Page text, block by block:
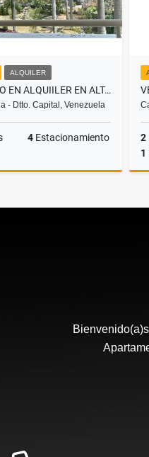
ALQUILER
APARTAMENTO EN ALQUIILER EN ALTAMIRA
- Dtto. Capital, Venezuela
4 Estacionamiento
US$2,800
2
1